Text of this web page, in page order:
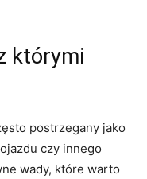
którymi
postrzegany jako
czy‍ innego
wady, ‌które warto